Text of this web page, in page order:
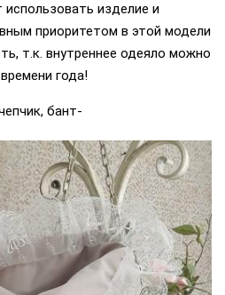
изделие и
приоритетом в этой модели
т.к. внутреннее одеяло можно
года!
бант-